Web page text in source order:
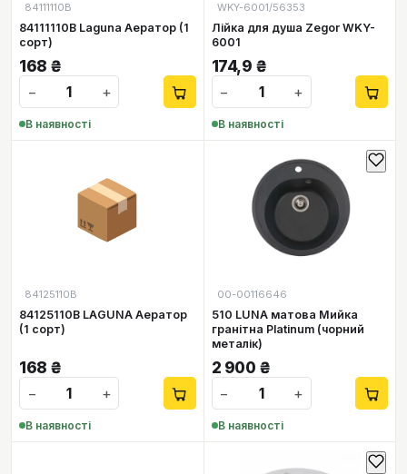
84111110B
84111110B Laguna Аератор (1
сорт)
168 ₴
−
+
В наявності
WKY-6001/56353
Лійка для душа Zegor WKY-
6001
174,9 ₴
−
+
В наявності
📦
84125110B
84125110B LAGUNA Аератор
(1 сорт)
168 ₴
−
+
В наявності
00-00116646
510 LUNA матова Мийка
гранітна Platinum (чорний
металік)
2 900 ₴
−
+
В наявності